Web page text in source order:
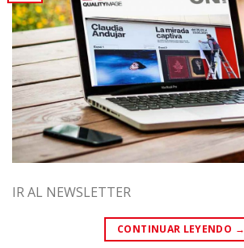
IR AL NEWSLETTER
CONTINUAR LEYENDO →